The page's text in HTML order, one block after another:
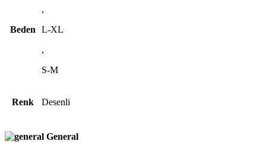
Beden
,
L-XL
,
S-M
Renk Desenli
General